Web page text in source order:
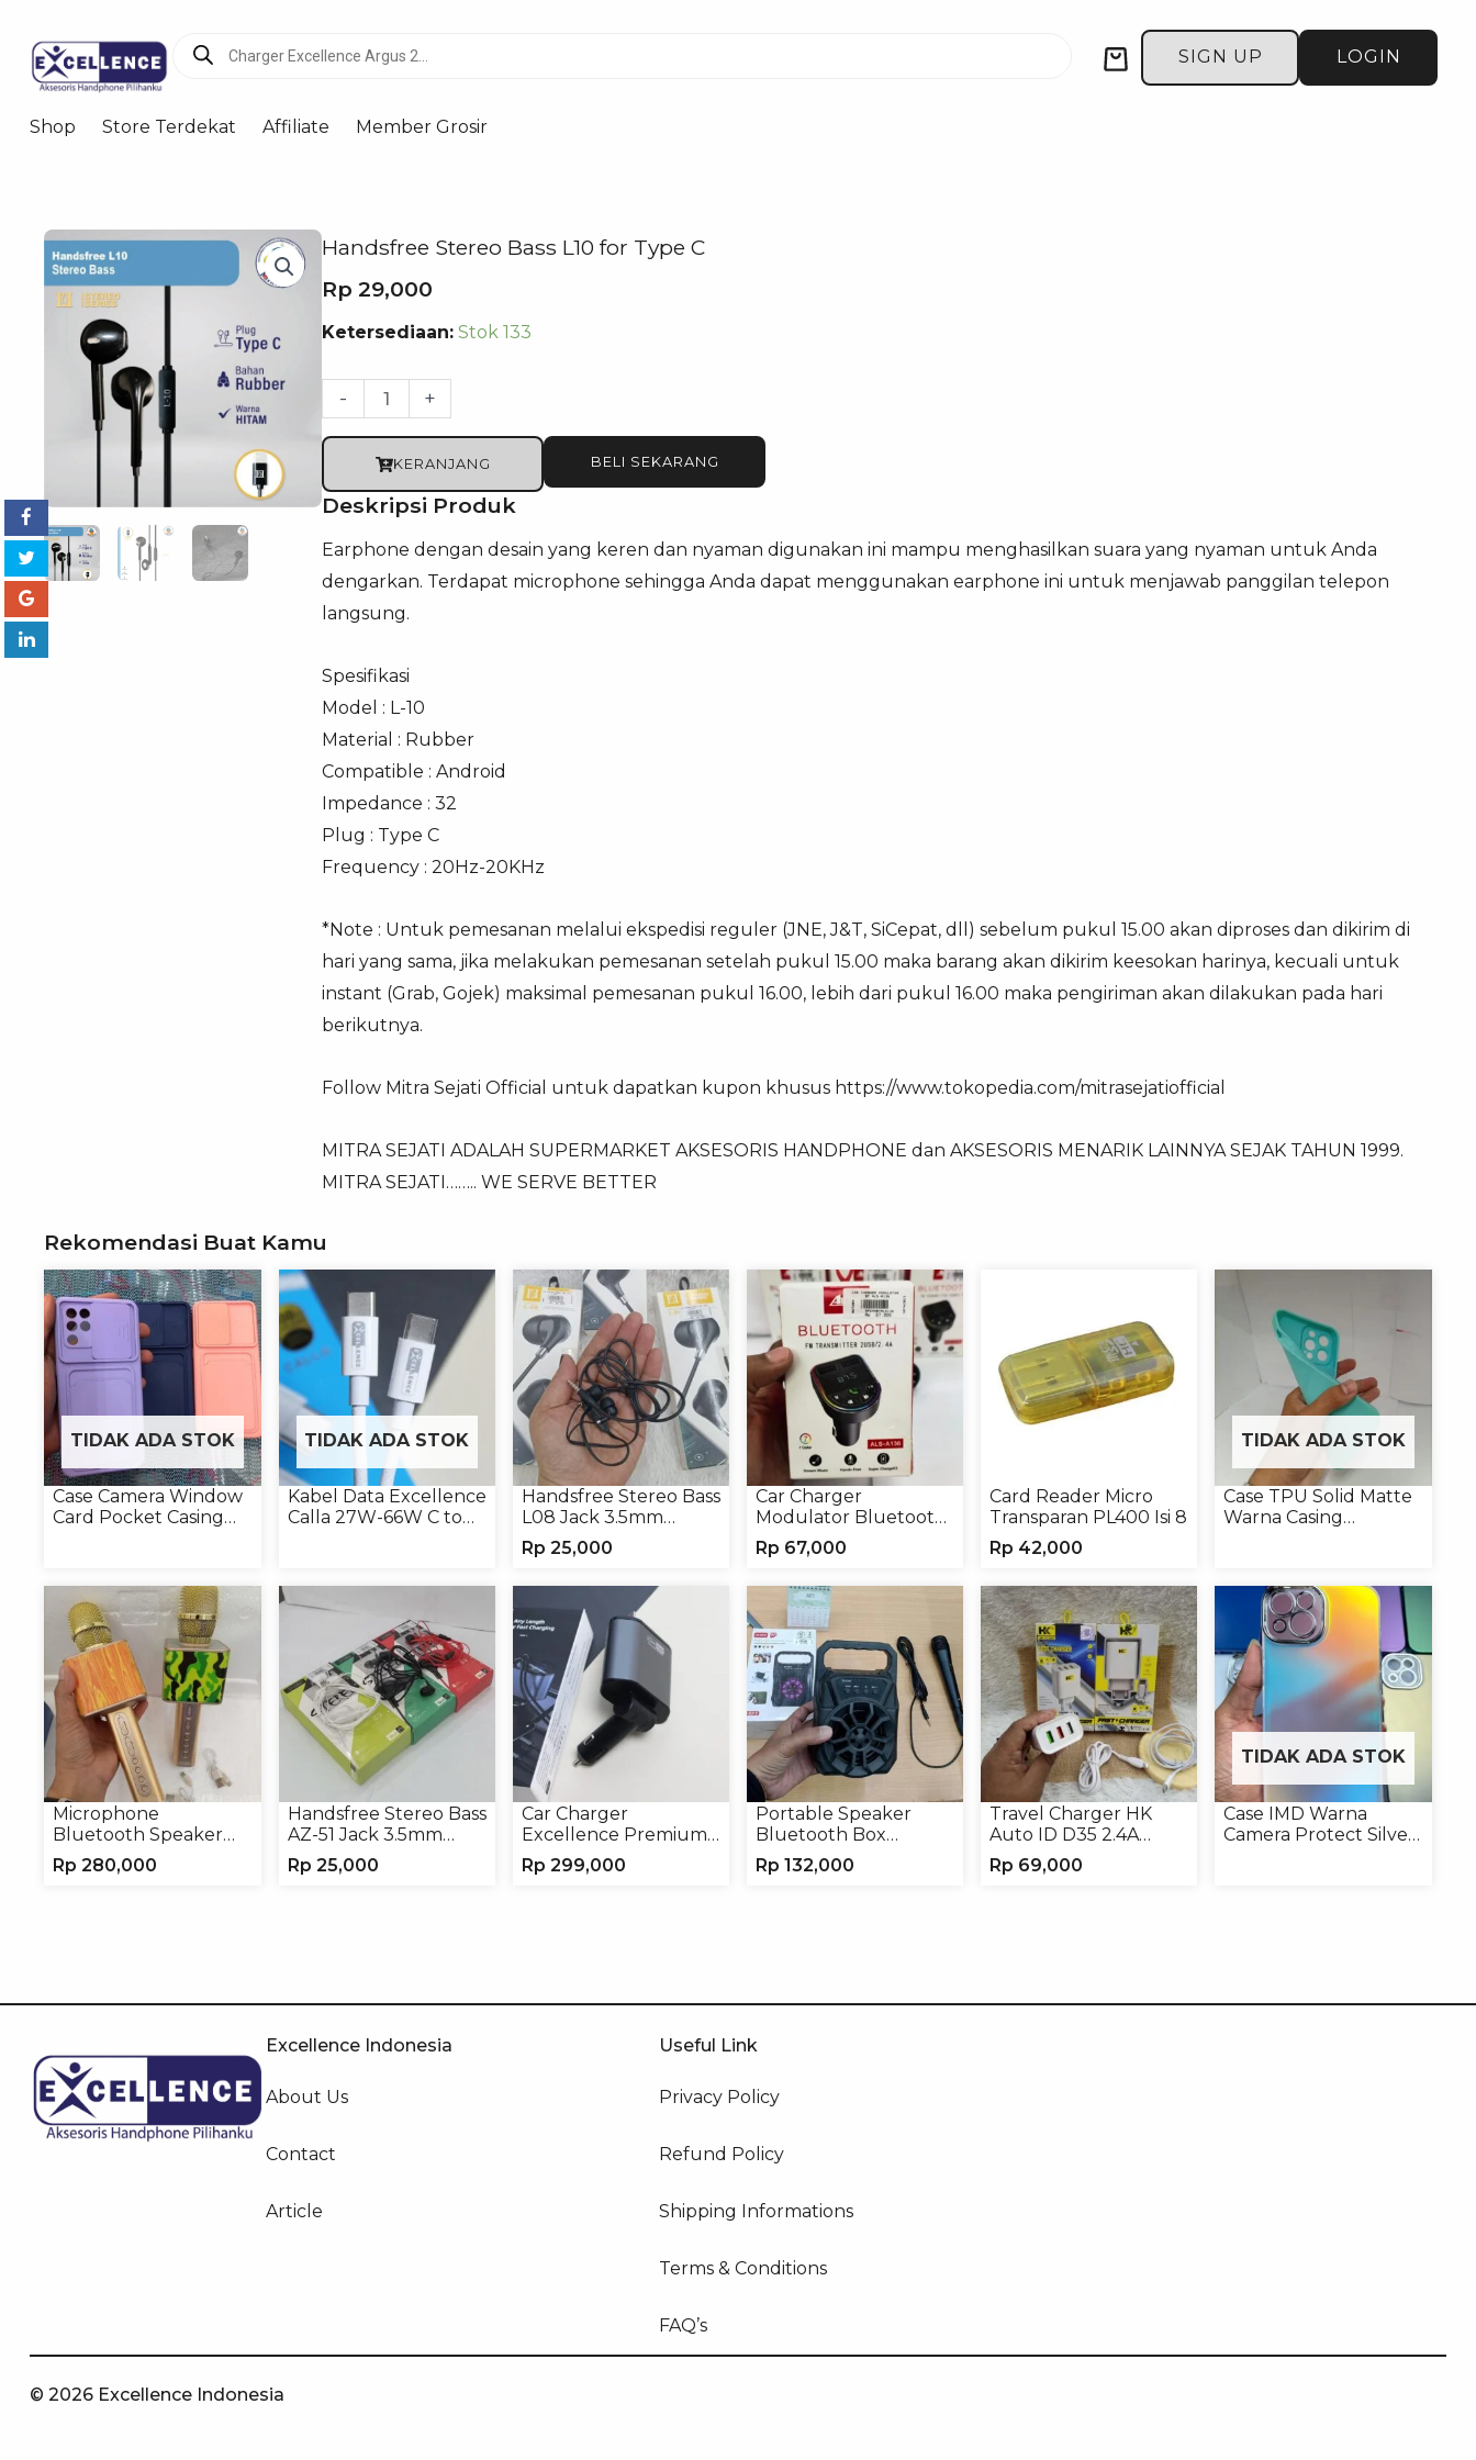
search
Cart SIGN UP LOGIN
Shop Store Terdekat Affiliate Member Grosir
Handsfree Stereo Bass L10 for Type C
Rp 29,000
Ketersediaan: Stok 133
-
Kuantitas
Stereo
for
C
+
KERANJANG BELI SEKARANG
Deskripsi Produk
Earphone dengan desain yang keren dan nyaman digunakan ini mampu menghasilkan suara yang nyaman untuk Anda
dengarkan. Terdapat microphone sehingga Anda dapat menggunakan earphone ini untuk menjawab panggilan telepon
langsung.
Spesifikasi
Model : L-10
Material : Rubber
Compatible : Android
Impedance : 32
Plug : Type C
Frequency : 20Hz-20KHz
*Note : Untuk pemesanan melalui ekspedisi reguler (JNE, J&T, SiCepat, dll) sebelum pukul 15.00 akan diproses dan dikirim di
hari yang sama, jika melakukan pemesanan setelah pukul 15.00 maka barang akan dikirim keesokan harinya, kecuali untuk
instant (Grab, Gojek) maksimal pemesanan pukul 16.00, lebih dari pukul 16.00 maka pengiriman akan dilakukan pada hari
berikutnya.
Follow Mitra Sejati Official untuk dapatkan kupon khusus https://www.tokopedia.com/mitrasejatiofficial
MITRA SEJATI ADALAH SUPERMARKET AKSESORIS HANDPHONE dan AKSESORIS MENARIK LAINNYA SEJAK TAHUN 1999.
MITRA SEJATI…….. WE SERVE BETTER
Rekomendasi Buat Kamu
TIDAK ADA STOK
Case Camera Window
Card Pocket Casing
TIDAK ADA STOK
Kabel Data Excellence
Calla 27W-66W C to
Handsfree Stereo Bass
L08 Jack 3.5mm
Earphone Headphone
Rp 25,000
Car Charger
Modulator Bluetooth
ALS-A136 Charger
Handphone
Rp 67,000
Card Reader Micro
Transparan PL400 Isi 8
Rp 42,000
TIDAK ADA STOK
Case TPU Solid Matte
Warna Casing
Microphone
Bluetooth Speaker
YS10A Karaoke
Mikrofon Wireless
Rp 280,000
Handsfree Stereo Bass
AZ-51 Jack 3.5mm
Earphone Headset
Rp 25,000
Car Charger
Excellence Premium
4in1 120W Charger
Handphone
Rp 299,000
Portable Speaker
Bluetooth Box
TNS315 Speaker
Portable Wireless
Rp 132,000
Travel Charger HK
Auto ID D35 2.4A
Micro/Type-C
Rp 69,000
TIDAK ADA STOK
Case IMD Warna
Camera Protect Silver
Excellence Indonesia
About Us
Contact
Article
Useful Link
Privacy Policy
Refund Policy
Shipping Informations
Terms & Conditions
FAQ’s
© 2026 Excellence Indonesia